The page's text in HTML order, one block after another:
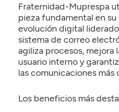
Fraternidad-Muprespa
pieza fundamental en
evolución digital
sistema de correo
agiliza procesos, mejora
usuario interno y
las comunicaciones más
Los beneficios más